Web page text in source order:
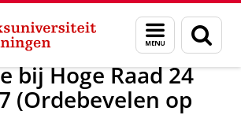
Menu
en
zoeken
Handhaving
bij Hoge Raad 24
(Ordebevelen op